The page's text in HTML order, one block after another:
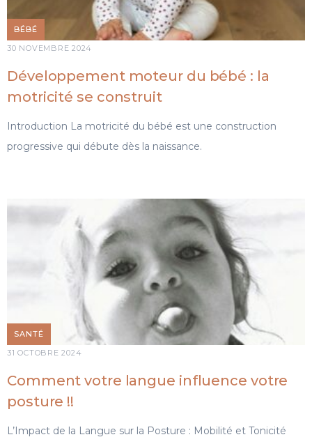
BÉBÉ
30 NOVEMBRE 2024
Développement moteur du bébé : la
motricité se construit
Introduction La motricité du bébé est une construction
progressive qui débute dès la naissance.
SANTÉ
31 OCTOBRE 2024
Comment votre langue influence votre
posture !!
L’Impact de la Langue sur la Posture : Mobilité et Tonicité